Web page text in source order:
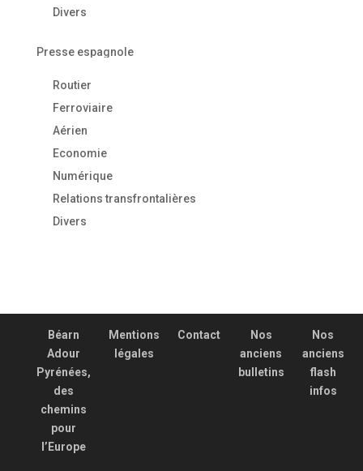
Divers
Presse espagnole
Routier
Ferroviaire
Aérien
Economie
Numérique
Relations transfrontalières
Divers
Béarn
Adour
Pyrénées,
des
chemins
pour
l’Europe
Mentions
légales
Contact
Nos
anciens
bulletins
Nos
anciens
flash
infos